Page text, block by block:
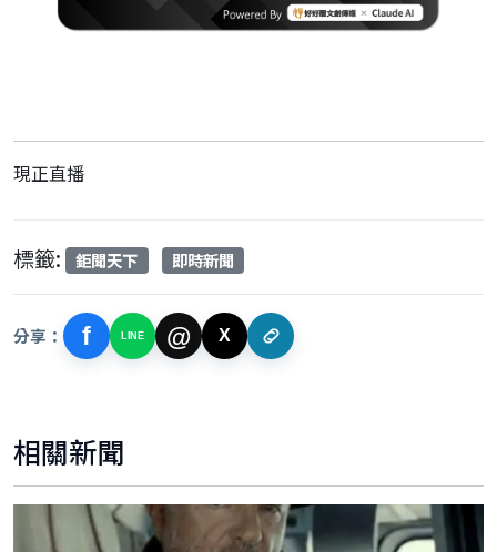
現正直播
標籤: 鉅聞天下 即時新聞
分享： f LINE @ X
相關新聞